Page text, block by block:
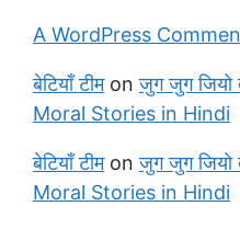
A WordPress
बेटियाँ टीमonजुग जुग जियो
Moral Stories in Hindi
बेटियाँ टीमonजुग जुग जियो
Moral Stories in Hindi